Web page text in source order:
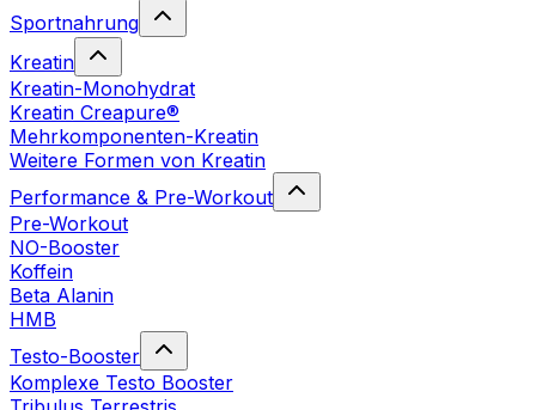
Sportnahrung
Kreatin
Kreatin-Monohydrat
Kreatin Creapure®
Mehrkomponenten-Kreatin
Weitere Formen von Kreatin
Performance & Pre-Workout
Pre-Workout
NO-Booster
Koffein
Beta Alanin
HMB
Testo-Booster
Komplexe Testo Booster